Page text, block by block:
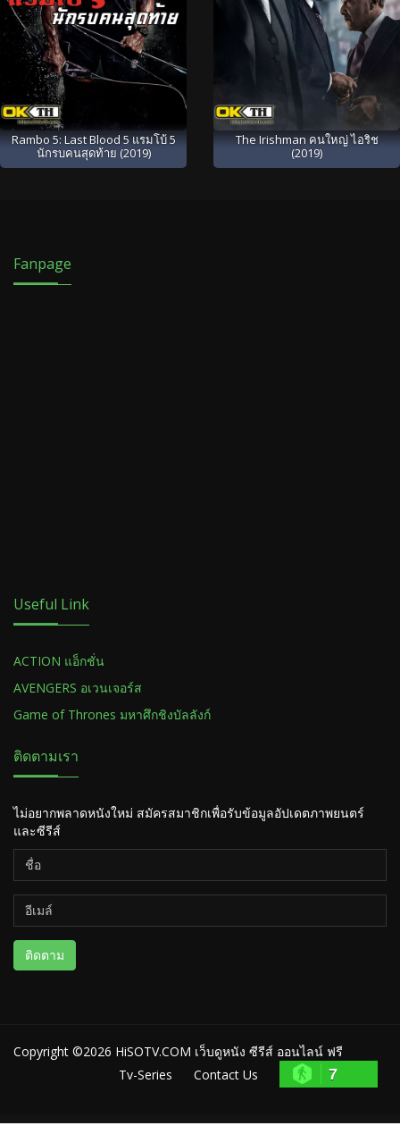
Rambo 5: Last Blood 5 แรมโบ้ 5
นักรบคนสุดท้าย (2019)
The Irishman คนใหญ่ ไอริช
(2019)
Fanpage
Useful Link
ACTION แอ็กชั่น
AVENGERS อเวนเจอร์ส
Game of Thrones มหาศึกชิงบัลลังก์
ติดตามเรา
ไม่อยากพลาดหนังใหม่ สมัครสมาชิกเพื่อรับข้อมูลอัปเดตภาพยนตร์
และซีรีส์
ติดตาม
Copyright ©2026 HiSOTV.COM เว็บดูหนัง ซีรีส์ ออนไลน์ ฟรี
Tv-Series
Contact Us 7